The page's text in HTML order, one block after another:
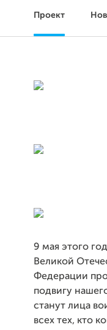
Проект
9 мая этого
Великой
Федерации
подвигу
станут лица
всех тех, кто